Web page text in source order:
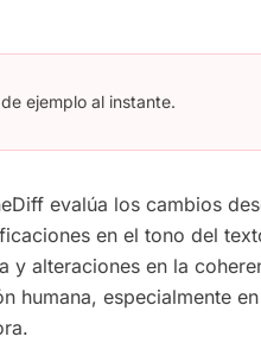
ejemplo al instante.
evalúa los cambios
en el tono del
y alteraciones en la
humana, especialmente